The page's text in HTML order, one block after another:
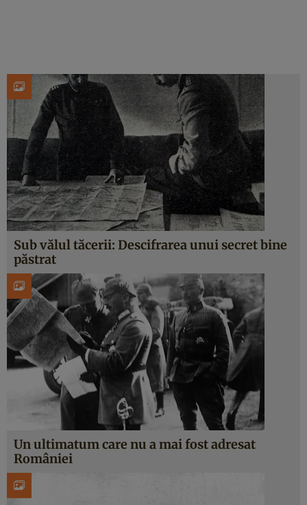
Sub vălul tăcerii: Descifrarea unui secret bine
păstrat
Un ultimatum care nu a mai fost adresat
României